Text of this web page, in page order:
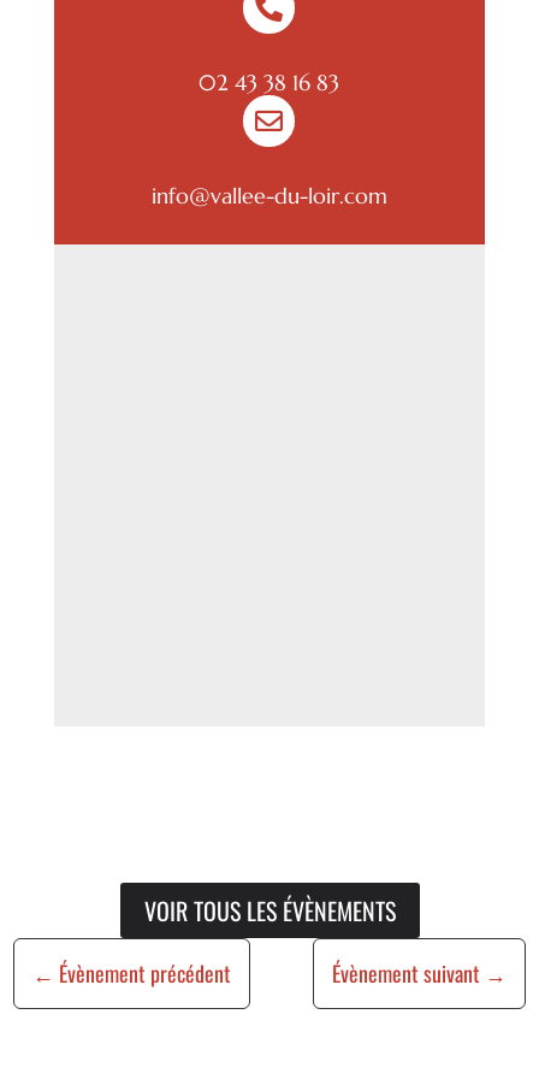

02 43 38 16 83

info@vallee-du-loir.com
VOIR TOUS LES ÉVÈNEMENTS
← Évènement précédent Évènement suivant →